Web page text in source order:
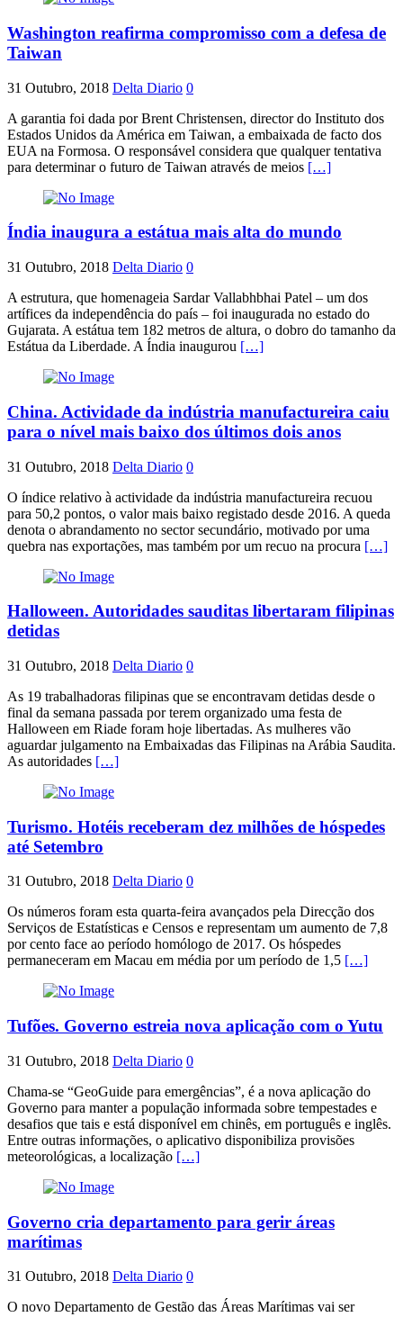
Washington reafirma compromisso com a defesa de
Taiwan
31 Outubro, 2018 Delta Diario 0
A garantia foi dada por Brent Christensen, director do Instituto dos
Estados Unidos da América em Taiwan, a embaixada de facto dos
EUA na Formosa. O responsável considera que qualquer tentativa
para determinar o futuro de Taiwan através de meios […]
Índia inaugura a estátua mais alta do mundo
31 Outubro, 2018 Delta Diario 0
A estrutura, que homenageia Sardar Vallabhbhai Patel – um dos
artífices da independência do país – foi inaugurada no estado do
Gujarata. A estátua tem 182 metros de altura, o dobro do tamanho da
Estátua da Liberdade. A Índia inaugurou […]
China. Actividade da indústria manufactureira caiu
para o nível mais baixo dos últimos dois anos
31 Outubro, 2018 Delta Diario 0
O índice relativo à actividade da indústria manufactureira recuou
para 50,2 pontos, o valor mais baixo registado desde 2016. A queda
denota o abrandamento no sector secundário, motivado por uma
quebra nas exportações, mas também por um recuo na procura […]
Halloween. Autoridades sauditas libertaram filipinas
detidas
31 Outubro, 2018 Delta Diario 0
As 19 trabalhadoras filipinas que se encontravam detidas desde o
final da semana passada por terem organizado uma festa de
Halloween em Riade foram hoje libertadas. As mulheres vão
aguardar julgamento na Embaixadas das Filipinas na Arábia Saudita.
As autoridades […]
Turismo. Hotéis receberam dez milhões de hóspedes
até Setembro
31 Outubro, 2018 Delta Diario 0
Os números foram esta quarta-feira avançados pela Direcção dos
Serviços de Estatísticas e Censos e representam um aumento de 7,8
por cento face ao período homólogo de 2017. Os hóspedes
permaneceram em Macau em média por um período de 1,5 […]
Tufões. Governo estreia nova aplicação com o Yutu
31 Outubro, 2018 Delta Diario 0
Chama-se “GeoGuide para emergências”, é a nova aplicação do
Governo para manter a população informada sobre tempestades e
desafios que tais e está disponível em chinês, em português e inglês.
Entre outras informações, o aplicativo disponibiliza provisões
meteorológicas, a localização […]
Governo cria departamento para gerir áreas
marítimas
31 Outubro, 2018 Delta Diario 0
O novo Departamento de Gestão das Áreas Marítimas vai ser